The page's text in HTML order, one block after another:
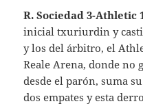
R. Sociedad 3-Athletic
inicial txuriurdin y
y los del árbitro, el
Reale Arena, donde no
desde el parón, suma
dos empates y esta